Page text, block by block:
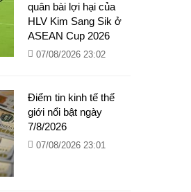
quân bài lợi hại của
HLV Kim Sang Sik ở
ASEAN Cup 2026
07/08/2026 23:02
Điểm tin kinh tế thế
giới nổi bật ngày
7/8/2026
07/08/2026 23:01